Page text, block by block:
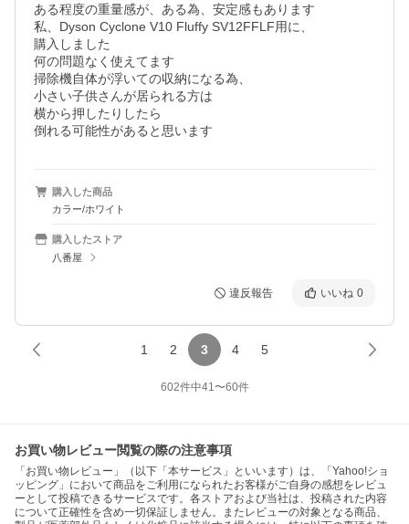
ある程度の重量感が、ある為、安定感もあります
私、Dyson Cyclone V10 Fluffy SV12FFLF用に、
購入しました
何の問題なく使えてます
掃除機自体が浮いての収納になる為、
小さい子供さんが居られる方は
横から押したりしたら
倒れる可能性があると思います
購入した商品
カラー/ホワイト
購入したストア
八番屋
違反報告 いいね 0
1 2 3 4 5
602件中41〜60件
お買い物レビュー閲覧の際の注意事項
「お買い物レビュー」（以下「本サービス」といいます）は、「Yahoo!ショ
ッピング」において商品をご利用になられたお客様がご自身の感想をレビュ
ーとして投稿できるサービスです。各ストアおよび当社は、投稿された内容
について正確性を含め一切保証しません。またレビューの対象となる商品、